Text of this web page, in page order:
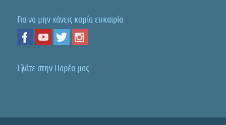
Για να μην χάνεις καμία ευκαιρία
Ελάτε στην Παρέα μας